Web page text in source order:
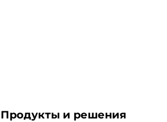
Продукты и решения